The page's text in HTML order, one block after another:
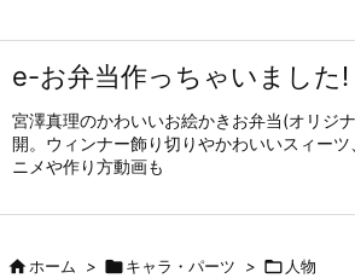
e-お弁当作っちゃいました!
宮澤真理のかわいいお絵かきお弁当(オリジ
開。ウィンナー飾り切りやかわいいスィー
ニメや作り方動画も
ホーム > キャラ・パーツ >  人物